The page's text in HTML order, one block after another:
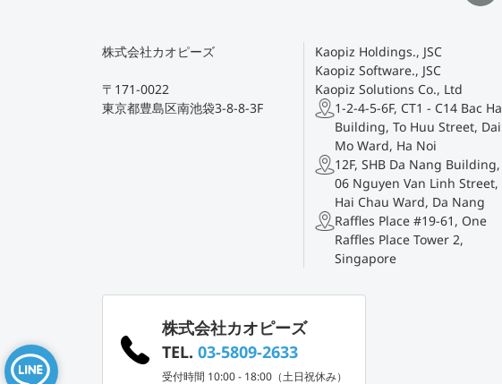
株式会社カオピーズ
〒171-0022
東京都豊島区南池袋3-8-8-3F
Kaopiz Holdings., JSC
Kaopiz Software., JSC
Kaopiz Solutions Co., Ltd
1-2-4-5-6F, CT1 - C14 Bac Ha
Building, To Huu Street, Dai
Mo Ward, Ha Noi
12F, SHB Da Nang Building,
06 Nguyen Van Linh Street,
Hai Chau Ward, Da Nang
Raffles Place #19-61, One
Raffles Place Tower 2,
Singapore
株式会社カオピーズ
TEL. 03-5809-2633
受付時間 10:00 - 18:00（土日祝休み）